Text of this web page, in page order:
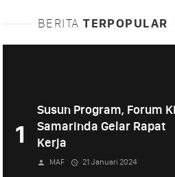
BERITA TERPOPULAR
1
Susun Program, Forum
Samarinda Gelar Rapat
Kerja
MAF 21 Januari 2024